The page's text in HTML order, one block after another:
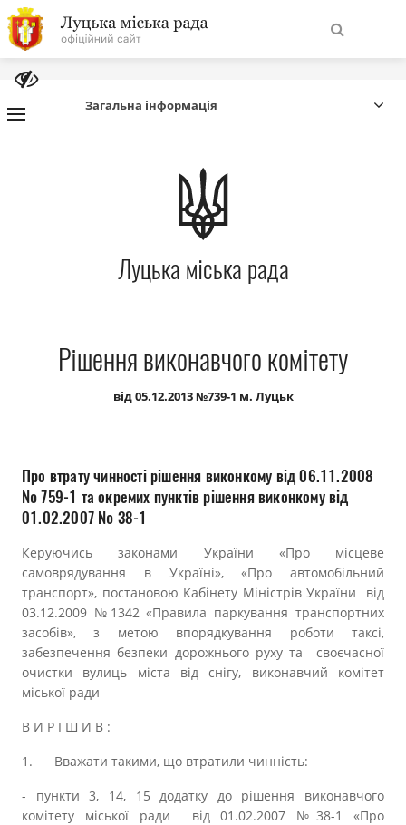
На
головну
Про місто
Міська влада
Міська рада
Публічна інформація
Документи
Загальна інформація
Луцька міська рада
Рішення виконавчого комітету
від 05.12.2013 №739-1 м. Луцьк
Про втрату чинності рішення виконкому від 06.11.2008
№ 759-1 та окремих пунктів рішення виконкому від
01.02.2007 № 38-1
Керуючись законами України «Про місцеве
самоврядування в Україні», «Про автомобільний
транспорт», постановою Кабінету Міністрів України від
03.12.2009 №1342 «Правила паркування транспортних
засобів», з метою впорядкування роботи таксі,
забезпечення безпеки дорожнього руху та своєчасної
очистки вулиць міста від снігу, виконавчий комітет
міської ради
В И Р І Ш И В :
1. Вважати такими, що втратили чинність:
- пункти 3, 14, 15 додатку до рішення виконавчого
комітету міської ради від 01.02.2007 №38-1 «Про